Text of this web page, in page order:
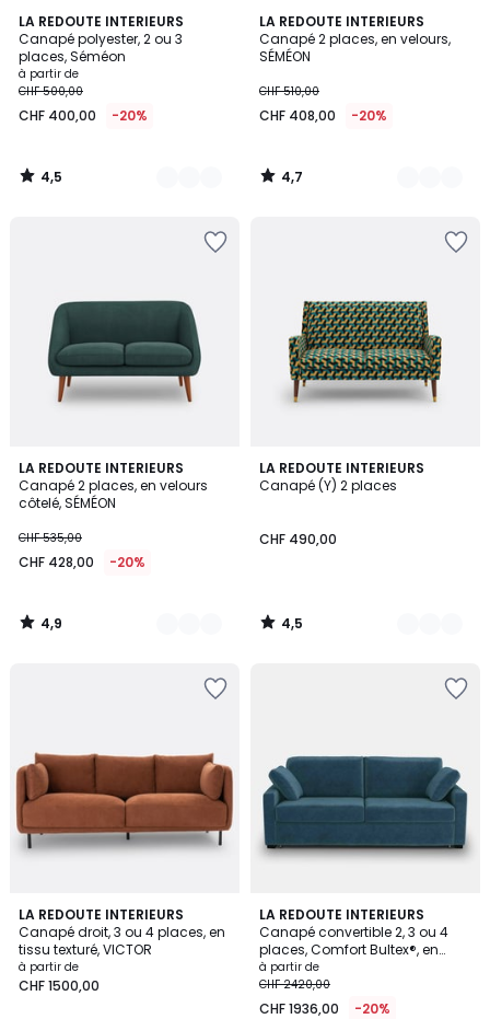
LA REDOUTE INTERIEURS
Canapé polyester, 2 ou 3
places, Séméon
à partir de
CHF 500,00
CHF 400,00 -20%
4,5
/ 5
5
Couleurs
4,5
/
LA REDOUTE INTERIEURS
Canapé 2 places, en velours,
SÉMÉON
CHF 510,00
CHF 408,00 -20%
4,7
/ 5
2
Couleurs
4,7
/
LA REDOUTE INTERIEURS
Canapé 2 places, en velours
côtelé, SÉMÉON
CHF 535,00
CHF 428,00 -20%
4,9
/ 5
3
Couleurs
4,9
/
LA REDOUTE INTERIEURS
Canapé (Y) 2 places
CHF 490,00
4,5
/ 5
5
Couleurs
4,5
/
LA REDOUTE INTERIEURS
Canapé droit, 3 ou 4 places, en
tissu texturé, VICTOR
à partir de
CHF 1500,00
4,1
/ 5
5
Couleurs
LA REDOUTE INTERIEURS
Canapé convertible 2, 3 ou 4
places, Comfort Bultex®, en
velours, TIMOR
à partir de
CHF 2420,00
CHF 1936,00 -20%
3,8
/ 5
7
Couleurs